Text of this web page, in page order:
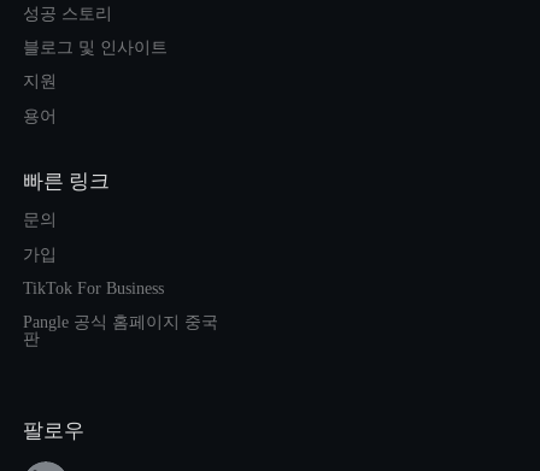
성공 스토리
블로그 및 인사이트
지원
용어
빠른 링크
문의
가입
TikTok For Business
Pangle 공식 홈페이지 중국
판
팔로우